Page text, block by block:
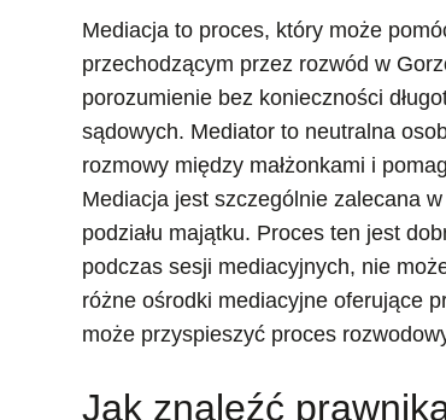
Mediacja to proces, który może
przechodzącym przez rozwód w
porozumienie bez konieczności
sądowych. Mediator to neutralna
rozmowy między małżonkami i
Mediacja jest szczególnie zalecana
podziału majątku. Proces ten jest
podczas sesji mediacyjnych, nie
różne ośrodki mediacyjne oferujące
może przyspieszyć proces
Jak znaleźć